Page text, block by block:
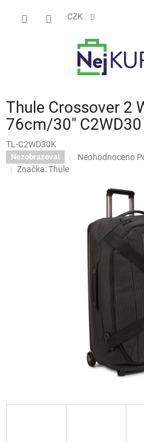
CZK
Thule Crossover 2
76cm/30" C2WD30
TL-C2WD30K
Nezobrazovat
Průměrné
hvězdiček.
Neohodnoceno
Značka:Thule